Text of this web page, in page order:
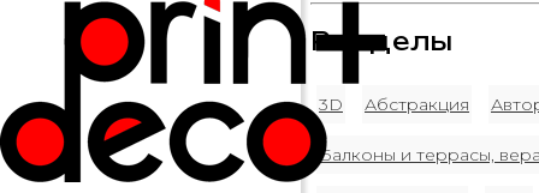
Разделы
3D Абстракция
Балконы и террасы,